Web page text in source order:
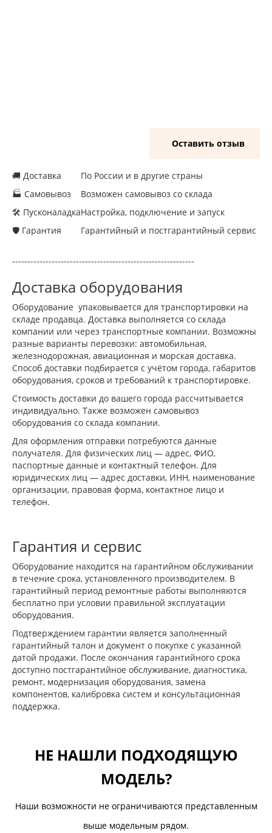
Оставить отзыв
🚚 Доставка
🏭 Самовывоз
🛠 Пусконаладка
🛡 Гарантия
По России и в другие страны
Возможен самовывоз со склада
Настройка, подключение и запуск
Гарантийный и постгарантийный сервис
------------------------------------------------------------
Доставка оборудования
Оборудование упаковывается для транспортировки на
складе продавца. Доставка выполняется со склада
компании или через транспортные компании. Возможны
разные варианты перевозки: автомобильная,
железнодорожная, авиационная и морская доставка.
Способ доставки подбирается с учётом города, габаритов
оборудования, сроков и требований к транспортировке.
Стоимость доставки до вашего города рассчитывается
индивидуально. Также возможен самовывоз
оборудования со склада компании.
Для оформления отправки потребуются данные
получателя. Для физических лиц — адрес, ФИО,
паспортные данные и контактный телефон. Для
юридических лиц — адрес доставки, ИНН, наименование
организации, правовая форма, контактное лицо и
телефон.
Гарантия и сервис
Оборудование находится на гарантийном обслуживании
в течение срока, установленного производителем. В
гарантийный период ремонтные работы выполняются
бесплатно при условии правильной эксплуатации
оборудования.
Подтверждением гарантии является заполненный
гарантийный талон и документ о покупке с указанной
датой продажи. После окончания гарантийного срока
доступно постгарантийное обслуживание, диагностика,
ремонт, модернизация оборудования, замена
компонентов, калибровка систем и консультационная
поддержка.
НЕ НАШЛИ ПОДХОДЯЩУЮ
МОДЕЛЬ?
Наши возможности не ограничиваются представленным
выше модельным рядом.